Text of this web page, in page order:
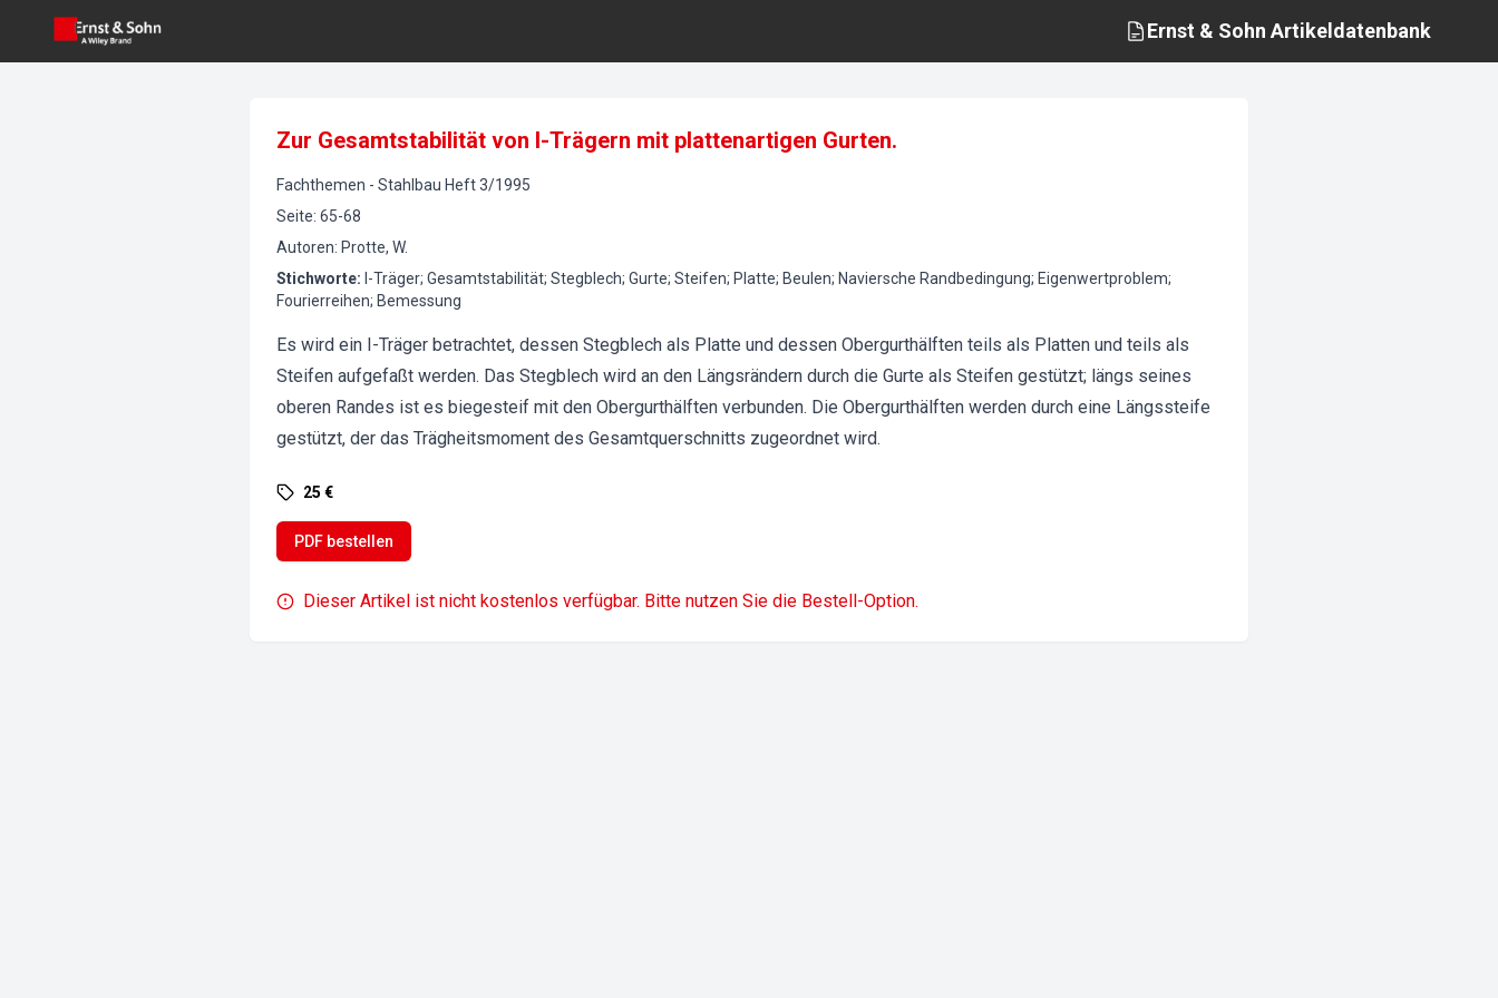
Ernst & Sohn Artikeldatenbank
Zur Gesamtstabilität von I-Trägern mit plattenartigen Gurten.
Fachthemen - Stahlbau Heft3/1995
Seite: 65-68
Autoren: Protte, W.
Stichworte: I-Träger; Gesamtstabilität; Stegblech; Gurte; Steifen; Platte; Beulen; Naviersche Randbedingung; Eigenwertproblem;
Fourierreihen; Bemessung
Es wird ein I-Träger betrachtet, dessen Stegblech als Platte und dessen Obergurthälften teils als Platten und teils als
Steifen aufgefaßt werden. Das Stegblech wird an den Längsrändern durch die Gurte als Steifen gestützt; längs seines
oberen Randes ist es biegesteif mit den Obergurthälften verbunden. Die Obergurthälften werden durch eine Längssteife
gestützt, der das Trägheitsmoment des Gesamtquerschnitts zugeordnet wird.
25 €
PDF bestellen
Dieser Artikel ist nicht kostenlos verfügbar. Bitte nutzen Sie die Bestell-Option.